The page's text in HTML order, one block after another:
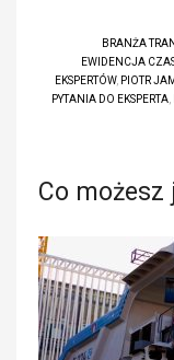
BRANŻA
EWIDENCJA
EKSPERTÓW, PIOTR
PYTANIA DO EKSPERTA,
Co